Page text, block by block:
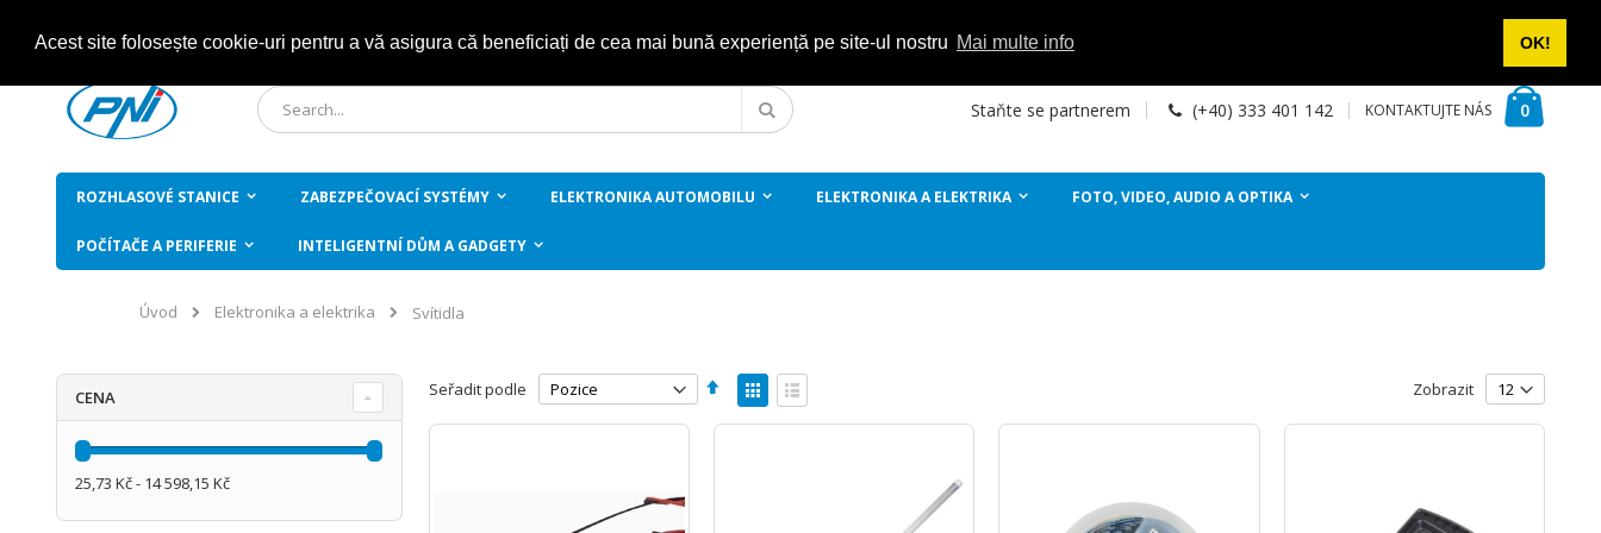
Acest site folosește cookie-uri pentru a vă asigura că beneficiați de cea mai bună experiență pe site-ul nostru Mai multe info OK!
na
VYTVOŘIT ÚČET
0položky
Hledat
Staňte se partnerem (+40) 333 401 142 KONTAKTUJTE NÁS
ROZHLASOVÉ STANICE ZABEZPEČOVACÍ SYSTÉMY ELEKTRONIKA AUTOMOBILU ELEKTRONIKA A ELEKTRIKA FOTO, VIDEO, AUDIO A OPTIKA
POČÍTAČE A PERIFERIE INTELIGENTNÍ DŮM A GADGETY
Úvod Elektronika a elektrika Svítidla
Seřadit podle
Nastavit
sestupně
Zobrazení
MřížkaSeznam
Zobrazit
CENA
25,73 Kč - 14 598,15 Kč